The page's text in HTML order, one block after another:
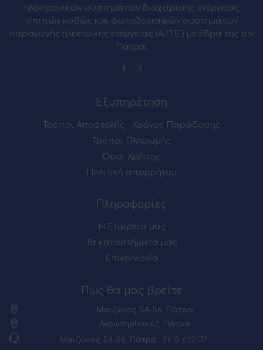
ηλεκτρονικών συστημάτων διαχείρισης ενέργειας
σπιτιών καθώς και φωτοβολταϊκών συστημάτων
παραγωγής ηλεκτρικής ενέργειας (Α.Π.Ε.) με έδρα της την
Πάτρα.
Εξυπηρέτηση
Τρόποι Αποστολής - Χρόνος Παράδοσης
Τρόποι Πληρωμής
Όροι Χρήσης
Πολιτική απορρήτου
Πληροφορίες
Η Εταιρεία μας
Τα καταστήματα μας
Επικοινωνία
Πως θα μας βρείτε
Μαιζώνος 54-56, Πάτρα
Ακρωτηρίου 62, Πάτρα
Μαιζώνος 54-56, Πάτρα : 2610 622137